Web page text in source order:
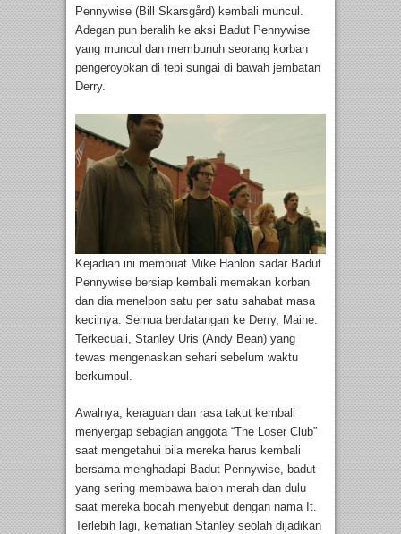
Pennywise (Bill Skarsgård) kembali muncul.
Adegan pun beralih ke aksi Badut Pennywise
yang muncul dan membunuh seorang korban
pengeroyokan di tepi sungai di bawah jembatan
Derry.
Kejadian ini membuat Mike Hanlon sadar Badut
Pennywise bersiap kembali memakan korban
dan dia menelpon satu per satu sahabat masa
kecilnya. Semua berdatangan ke Derry, Maine.
Terkecuali, Stanley Uris (Andy Bean) yang
tewas mengenaskan sehari sebelum waktu
berkumpul.
Awalnya, keraguan dan rasa takut kembali
menyergap sebagian anggota “The Loser Club”
saat mengetahui bila mereka harus kembali
bersama menghadapi Badut Pennywise, badut
yang sering membawa balon merah dan dulu
saat mereka bocah menyebut dengan nama It.
Terlebih lagi, kematian Stanley seolah dijadikan